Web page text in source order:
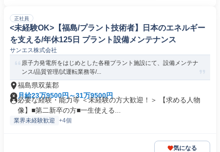
正社員
<未経験OK>【福島/プラント技術者】日本のエネルギー
を支える/年休125日 プラント設備メンテナンス
サンエス株式会社
原子力発電所をはじめとした各種プラント施設にて、設備メンテナ
ンス/品質管理/試運転業務等/...
福島県双葉郡
月給23万9500円～31万9500円
必要な経験・能力等 ＜未経験の方大歓迎！＞ 【求める人物
像】■第二新卒の方■一生使える...
業界未経験歓迎 +4個
気になる